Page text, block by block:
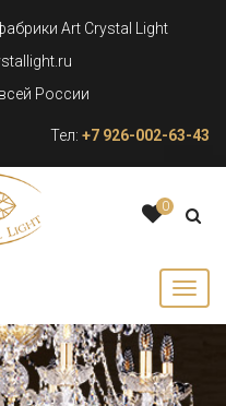
Art Crystal Light
России
Тел: +7 926-002-63-43
0